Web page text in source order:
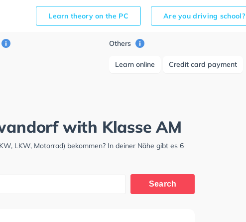
Learn theory on the PC Are you driving school?
Others
Learn online Credit card payment
with Klasse AM
LKW, Motorrad) bekommen? In deiner Nähe gibt es 6
Search